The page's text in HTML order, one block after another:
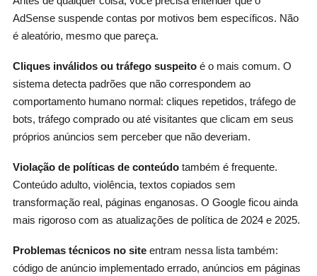
AdSense suspende contas por motivos bem específicos. Não
é aleatório, mesmo que pareça.
Cliques inválidos ou tráfego suspeitoé o mais comum. O
sistema detecta padrões que não correspondem ao
comportamento humano normal: cliques repetidos, tráfego de
bots, tráfego comprado ou até visitantes que clicam em seus
próprios anúncios sem perceber que não deveriam.
Violação de políticas de conteúdotambém é frequente.
Conteúdo adulto, violência, textos copiados sem
transformação real, páginas enganosas. O Google ficou ainda
mais rigoroso com as atualizações de política de 2024 e 2025.
Problemas técnicos no siteentram nessa lista também:
código de anúncio implementado errado, anúncios em páginas